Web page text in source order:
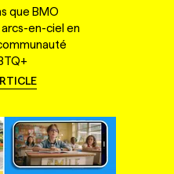
que BMO
en-ciel en